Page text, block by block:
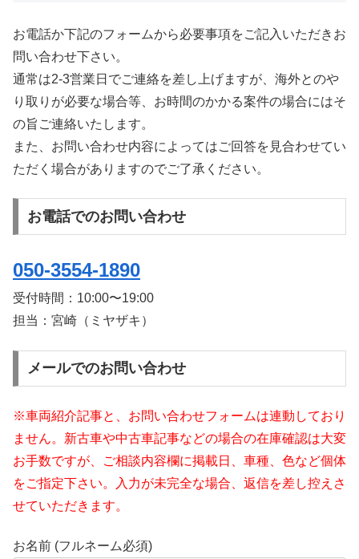
お電話か下記のフォームから必要事項をご記入いただきお
問い合わせ下さい。
通常は2-3営業日でご連絡を差し上げますが、海外とのや
り取りが必要な場合等、お時間のかかる案件の場合にはそ
の旨ご連絡いたします。
また、お問い合わせ内容によってはご回答を見合わせてい
ただく場合がありますのでご了承ください。
お電話でのお問い合わせ
050-3554-1890
受付時間： 10:00〜19:00
担当：宮崎（ミヤザキ）
メールでのお問い合わせ
※車両紹介記事と、お問い合わせフォームは連動しており
ません。新古車や中古車記事などの場合の在庫確認は大変
お手数ですが、ご相談内容欄に掲載日、車種、色など個体
をご指定下さい。入力が未完全な場合、返信を差し控えさ
せていただきます。
お名前 (フルネーム必須)